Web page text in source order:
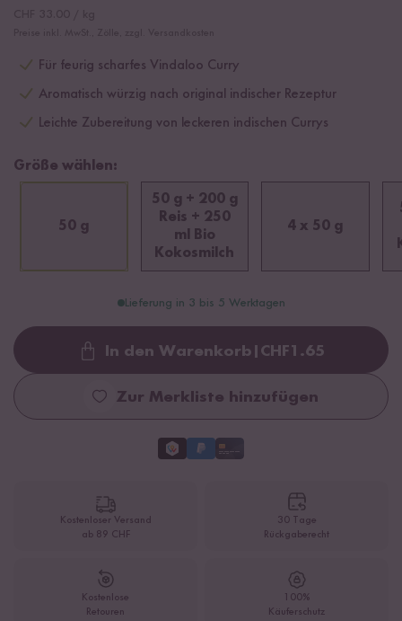
Für feurig scharfes Vindaloo Curry
Aromatisch würzig nach original indischer Rezeptur
Leichte Zubereitung von leckeren indischen Currys
Größe wählen:
50 g
50 g + 200 g
Reis + 250
ml Bio
Kokosmilch
4 x 50 g
Lieferung in 3 bis 5 Werktagen
Loading...
In den Warenkorb CHF1.65
Zur Merkliste hinzufügen
Kostenloser Versand
ab 89 CHF
30 Tage
Rückgaberecht
Kostenlose
Retouren
100%
Käuferschutz